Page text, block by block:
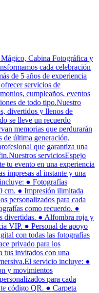
Cabina Fotográfica y
cada celebración
de 5 años de experiencia
servicios de
cumpleaños, eventos
de todo tipo.Nuestro
divertidos y llenos de
se lleve un recuerdo
memorias que perdurarán
de última generación,
que garantiza una
serviciosEspejo
tu evento en una experiencia
impresas al instante y una
● Fotografías
cm. ● Impresión ilimitada
personalizados para cada
como recuerdo. ●
divertidas. ● Alfombra roja y
VIP. ● Personal de apoyo
con todas las fotografías
privado para los
tus invitados con una
servicio incluye: ●
y movimientos
para cada
código QR. ● Carpeta